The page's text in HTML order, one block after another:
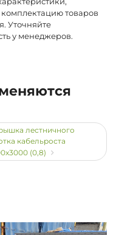
товаров
Уточняйте
у менеджеров.
лестничного
кабельроста
(0,8)